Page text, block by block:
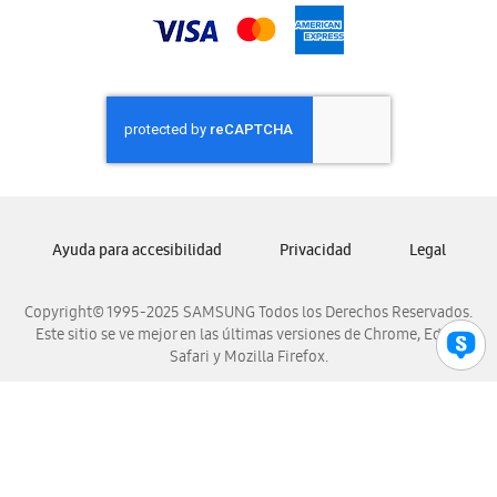
Samsung Nicaragua
Samsung Panamá
Samsung República Dominicana
Samsung Venezuela
Copyright© 1995-2025 SAMSUNG Todos los Derechos Reservados.
Este sitio se ve mejor en las últimas versiones de Chrome, Edge,
Safari y Mozilla Firefox.
Ayuda para accesibilidad Privacidad Legal